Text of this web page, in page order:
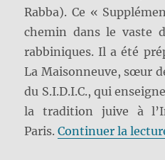
Rabba). Ce «
chemin dans le vaste
rabbiniques. Il a été
La Maisonneuve, sœur
du S.I.D.I.C., qui
la tradition juive à
Paris.Continuer la